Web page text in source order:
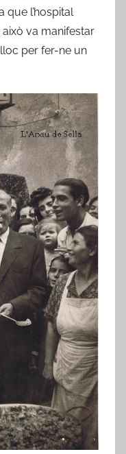
que l’hospital
va manifestar
per fer-ne un